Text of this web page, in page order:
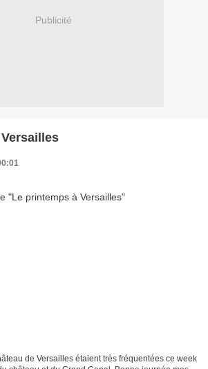
Publicité
de Versailles étaient très fréquentées ce week